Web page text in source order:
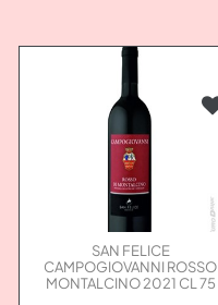
SAN FELICE
CAMPOGIOVANNI ROSSO
MONTALCINO 2021 CL 75